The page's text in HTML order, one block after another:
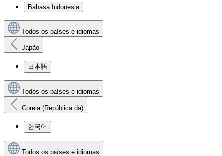
Bahasa Indonesia
Todos os países e idiomas
Japão
日本語
Todos os países e idiomas
Coreia (República da)
한국어
Todos os países e idiomas